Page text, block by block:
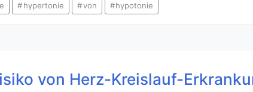
hypertonie von hypotonie
von Herz-Kreislauf-